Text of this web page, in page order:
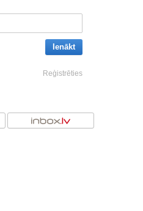
Ienākt
Reģistrēties